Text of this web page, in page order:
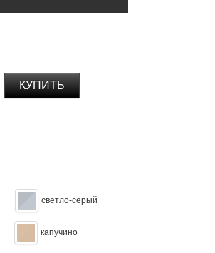
КУПИТЬ
светло-серый
капучино